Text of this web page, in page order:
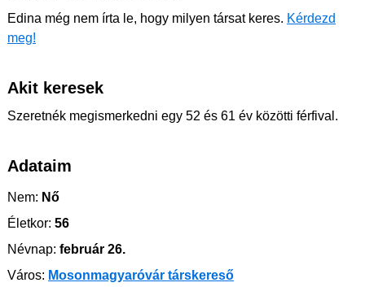
Edina még nem írta le, hogy milyen társat keres. Kérdezd
meg!
Akit keresek
Szeretnék megismerkedni egy 52 és 61 év közötti férfival.
Adataim
Nem: Nő
Életkor: 56
Névnap: február 26.
Város: Mosonmagyaróvár társkereső